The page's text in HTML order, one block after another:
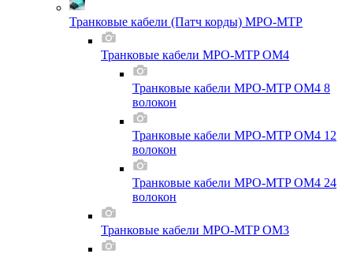
Транковые кабели (Патч корды) MPO-MTP
Транковые кабели MPO-MTP OM4
Транковые кабели MPO-MTP OM4 8
волокон
Транковые кабели MPO-MTP OM4 12
волокон
Транковые кабели MPO-MTP OM4 24
волокон
Транковые кабели MPO-MTP OM3